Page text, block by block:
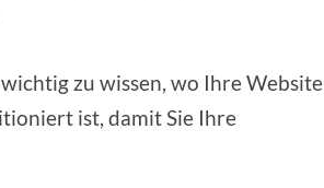
zu wissen, wo Ihre Website
ist, damit Sie Ihre